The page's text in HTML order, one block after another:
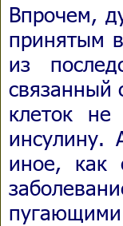
Впрочем,
принятым
из
связанный
клеток
инсулину.
иное, как